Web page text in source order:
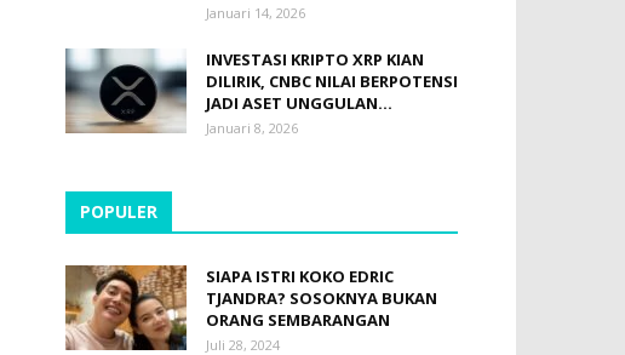
Januari 14, 2026
INVESTASI KRIPTO XRP KIAN
DILIRIK, CNBC NILAI BERPOTENSI
JADI ASET UNGGULAN...
Januari 8, 2026
POPULER
SIAPA ISTRI KOKO EDRIC
TJANDRA? SOSOKNYA BUKAN
ORANG SEMBARANGAN
Juli 28, 2024